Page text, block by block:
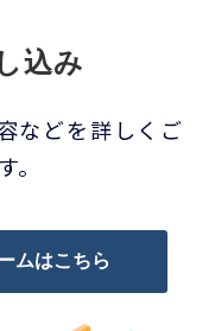
込み
などを詳しくご
ムはこちら